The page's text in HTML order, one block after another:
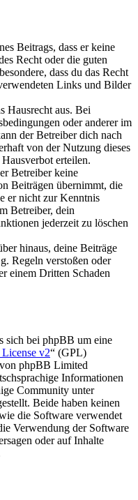
Beitrags, dass er keine
Recht oder die guten
dass du das Recht
Links und Bilder
Hausrecht aus. Bei
oder anderer im
der Betreiber dich nach
von der Nutzung dieses
erteilen.
Betreiber keine
Beiträgen übernimmt, die
er nicht zur Kenntnis
Betreiber, dein
jederzeit zu löschen
hinaus, deine Beiträge
Regeln verstoßen oder
einem Dritten Schaden
sich bei phpBB um eine
v2“ (GPL)
phpBB Limited
Informationen
Community unter
Beide haben keinen
die Software verwendet
Verwendung der Software
oder auf Inhalte